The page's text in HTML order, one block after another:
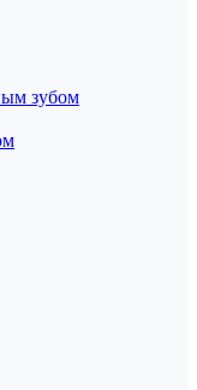
зубом